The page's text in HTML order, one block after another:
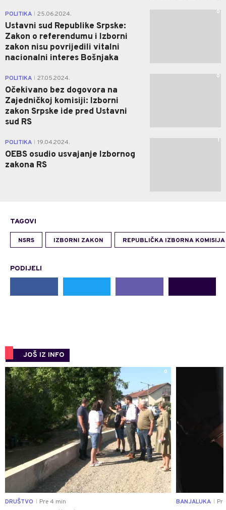
POLITIKA 25.06.2024.
Ustavni sud Republike Srpske:
Zakon o referendumu i Izborni
zakon nisu povrijedili vitalni
nacionalni interes Bošnjaka
0
POLITIKA 27.05.2024.
Očekivano bez dogovora na
Zajedničkoj komisiji: Izborni
zakon Srpske ide pred Ustavni
sud RS
0
POLITIKA 19.04.2024.
OEBS osudio usvajanje Izbornog
zakona RS
1
TAGOVI
NSRS IZBORNI ZAKON REPUBLIČKA IZBORNA KOMISIJA
PODIJELI
JOŠ IZ INFO
0
DRUŠTVO Pre 4 min BANJALUKA